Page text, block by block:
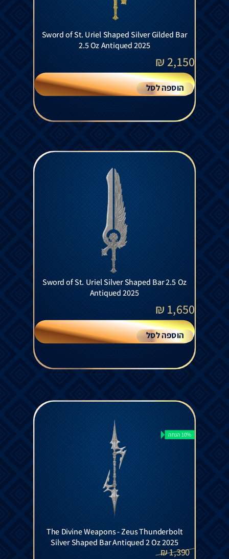
Sword of St. Uriel Shaped Silver Gilded Bar
2.5 Oz Antiqued 2025
2,150
₪
הוספה לסל
Sword of St. Uriel Silver Shaped Bar 2.5 Oz
Antiqued 2025
1,650
₪
הוספה לסל
10% הנחה
The Divine Weapons - Zeus Thunderbolt
Silver Shaped Bar Antiqued 2 Oz 2025
1,390
₪